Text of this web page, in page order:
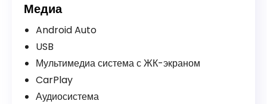
Медиа
Android Auto
USB
Мультимедиа система с ЖК-экраном
CarPlay
Аудиосистема